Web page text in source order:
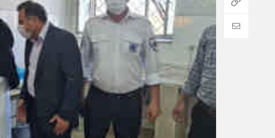
*فرهنگی
ایثار و شهادت
دفاع مقدس
بین الملل
آسیای غربی
آمریکا و اروپا